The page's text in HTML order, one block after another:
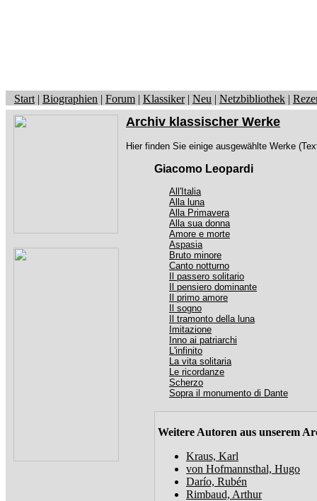
Start | Biographien | Forum | Klassiker| Neu | Netzbibliothek |
Archiv klassischer Werke
Hier finden Sie einige ausgewählte Werke
Giacomo Leopardi
All'Italia
Alla luna
Alla Primavera
Alla sua donna
Amore e morte
Aspasia
Bruto minore
Canto notturno
Il passero solitario
Il pensiero dominante
Il primo amore
Il sogno
Il tramonto della luna
Imitazione
Inno ai patriarchi
L'infinito
La vita solitaria
Le ricordanze
Scherzo
Sopra il monumento di Dante
Weitere Autoren aus unserem
Kraus, Karl
von Hofmannsthal, Hugo
Darío, Rubén
Rimbaud, Arthur